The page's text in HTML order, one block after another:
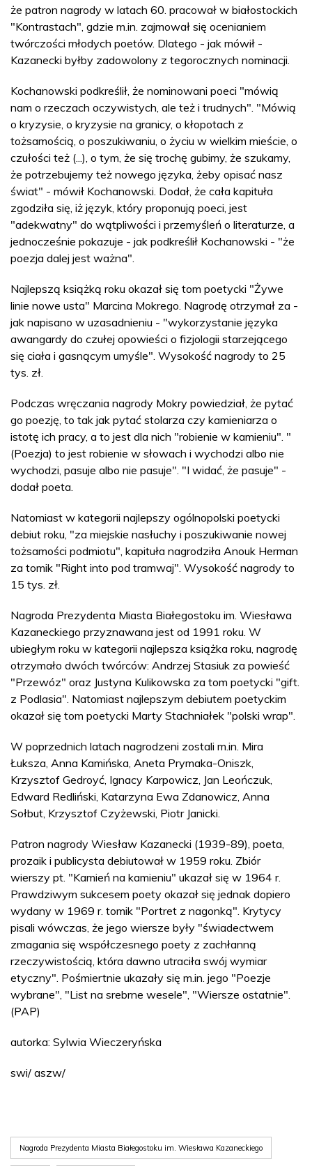
że patron nagrody w latach 60. pracował w białostockich
"Kontrastach", gdzie m.in. zajmował się ocenianiem
twórczości młodych poetów. Dlatego - jak mówił -
Kazanecki byłby zadowolony z tegorocznych nominacji.
Kochanowski podkreślił, że nominowani poeci "mówią
nam o rzeczach oczywistych, ale też i trudnych". "Mówią
o kryzysie, o kryzysie na granicy, o kłopotach z
tożsamością, o poszukiwaniu, o życiu w wielkim mieście, o
czułości też (...), o tym, że się trochę gubimy, że szukamy,
że potrzebujemy też nowego języka, żeby opisać nasz
świat" - mówił Kochanowski. Dodał, że cała kapituła
zgodziła się, iż język, który proponują poeci, jest
"adekwatny" do wątpliwości i przemyśleń o literaturze, a
jednocześnie pokazuje - jak podkreślił Kochanowski - "że
poezja dalej jest ważna".
Najlepszą książką roku okazał się tom poetycki "Żywe
linie nowe usta" Marcina Mokrego. Nagrodę otrzymał za -
jak napisano w uzasadnieniu - "wykorzystanie języka
awangardy do czułej opowieści o fizjologii starzejącego
się ciała i gasnącym umyśle". Wysokość nagrody to 25
tys. zł.
Podczas wręczania nagrody Mokry powiedział, że pytać
go poezję, to tak jak pytać stolarza czy kamieniarza o
istotę ich pracy, a to jest dla nich "robienie w kamieniu". "
(Poezja) to jest robienie w słowach i wychodzi albo nie
wychodzi, pasuje albo nie pasuje". "I widać, że pasuje" -
dodał poeta.
Natomiast w kategorii najlepszy ogólnopolski poetycki
debiut roku, "za miejskie nasłuchy i poszukiwanie nowej
tożsamości podmiotu", kapituła nagrodziła Anouk Herman
za tomik "Right into pod tramwaj". Wysokość nagrody to
15 tys. zł.
Nagroda Prezydenta Miasta Białegostoku im. Wiesława
Kazaneckiego przyznawana jest od 1991 roku. W
ubiegłym roku w kategorii najlepsza książka roku, nagrodę
otrzymało dwóch twórców: Andrzej Stasiuk za powieść
"Przewóz" oraz Justyna Kulikowska za tom poetycki "gift.
z Podlasia". Natomiast najlepszym debiutem poetyckim
okazał się tom poetycki Marty Stachniałek "polski wrap".
W poprzednich latach nagrodzeni zostali m.in. Mira
Łuksza, Anna Kamińska, Aneta Prymaka-Oniszk,
Krzysztof Gedroyć, Ignacy Karpowicz, Jan Leończuk,
Edward Redliński, Katarzyna Ewa Zdanowicz, Anna
Sołbut, Krzysztof Czyżewski, Piotr Janicki.
Patron nagrody Wiesław Kazanecki (1939-89), poeta,
prozaik i publicysta debiutował w 1959 roku. Zbiór
wierszy pt. "Kamień na kamieniu" ukazał się w 1964 r.
Prawdziwym sukcesem poety okazał się jednak dopiero
wydany w 1969 r. tomik "Portret z nagonką". Krytycy
pisali wówczas, że jego wiersze były "świadectwem
zmagania się współczesnego poety z zachłanną
rzeczywistością, która dawno utraciła swój wymiar
etyczny". Pośmiertnie ukazały się m.in. jego "Poezje
wybrane", "List na srebrne wesele", "Wiersze ostatnie".
(PAP)
autorka: Sylwia Wieczeryńska
swi/ aszw/
Nagroda Prezydenta Miasta Białegostoku im. Wiesława Kazaneckiego